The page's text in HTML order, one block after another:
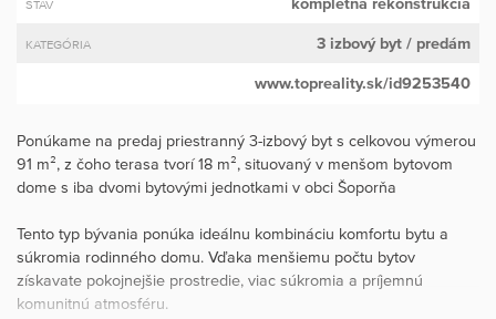
STAV
KATEGÓRIA 3 izbový byt / predám
www.topreality.sk/id9253540
Ponúkame na predaj priestranný 3-izbový byt s celkovou výmerou
91 m², z čoho terasa tvorí 18 m², situovaný v menšom bytovom
dome s iba dvomi bytovými jednotkami v obci Šoporňa
Tento typ bývania ponúka ideálnu kombináciu komfortu bytu a
súkromia rodinného domu. Vďaka menšiemu počtu bytov
získavate pokojnejšie prostredie, viac súkromia a príjemnú
komunitnú atmosféru.